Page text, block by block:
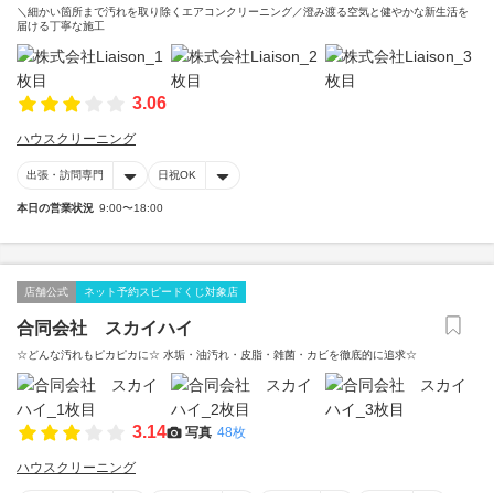
＼細かい箇所まで汚れを取り除くエアコンクリーニング／澄み渡る空気と健やかな新生活を
届ける丁寧な施工
3.06
ハウスクリーニング
出張・訪問専門 日祝OK
本日の営業状況 9:00〜18:00
店舗公式 ネット予約スピードくじ対象店
合同会社 スカイハイ
☆どんな汚れもピカピカに☆ 水垢・油汚れ・皮脂・雑菌・カビを徹底的に追求☆
3.14 写真 48枚
ハウスクリーニング